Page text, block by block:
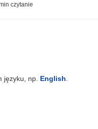
czytanie
języku, np. English